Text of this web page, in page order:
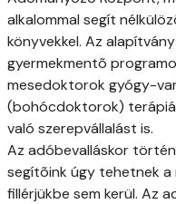
alkalommal segít
könyvekkel. Az
gyermekmentõ
mesedoktorok gyógy-
(bohócdoktorok)
való szerepvállalást is.
Az adóbevalláskor
segítõink úgy tehetnek
fillérjükbe sem kerül. Az